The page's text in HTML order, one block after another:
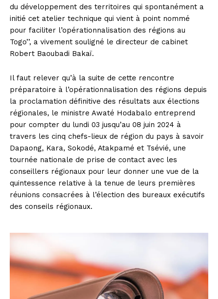
du développement des territoires qui spontanément a
initié cet atelier technique qui vient à point nommé
pour faciliter l’opérationnalisation des régions au
Togo’’, a vivement souligné le directeur de cabinet
Robert Baoubadi Bakaï.
Il faut relever qu’à la suite de cette rencontre
préparatoire à l’opérationnalisation des régions depuis
la proclamation définitive des résultats aux élections
régionales, le ministre Awaté Hodabalo entreprend
pour compter du lundi 03 jusqu’au 08 juin 2024 à
travers les cinq chefs-lieux de région du pays à savoir
Dapaong, Kara, Sokodé, Atakpamé et Tsévié, une
tournée nationale de prise de contact avec les
conseillers régionaux pour leur donner une vue de la
quintessence relative à la tenue de leurs premières
réunions consacrées à l’élection des bureaux exécutifs
des conseils régionaux.